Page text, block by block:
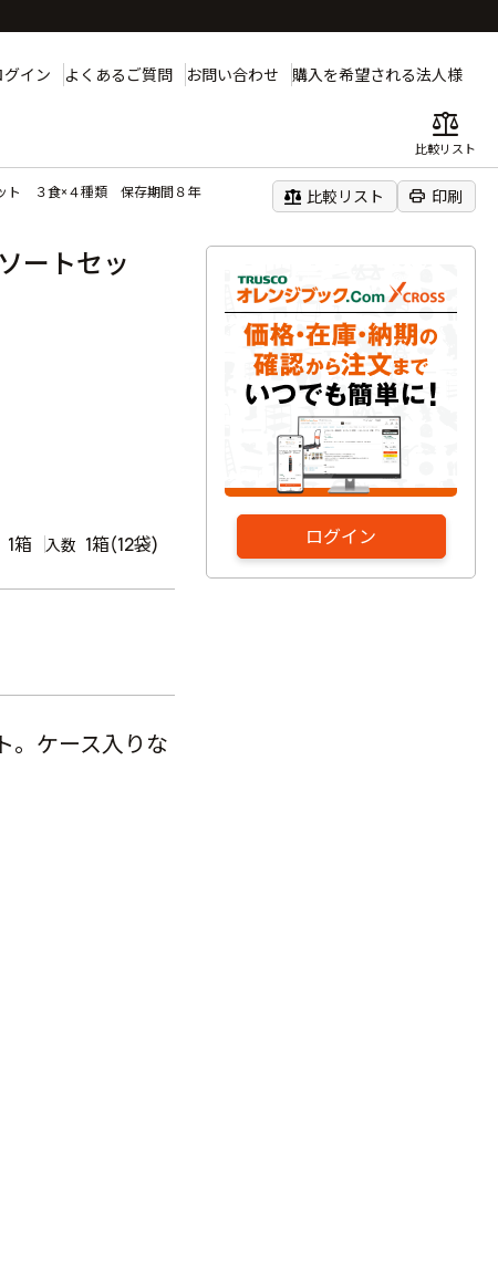
グイン よくあるご質問 お問い合わせ 購入を希望される法人様
balance
比較リスト
ト ３食×４種類 保存期間８年 balance 比較リスト print 印刷
ログイン
ートセッ
1箱 入数 1箱(12袋)
。ケース入りな